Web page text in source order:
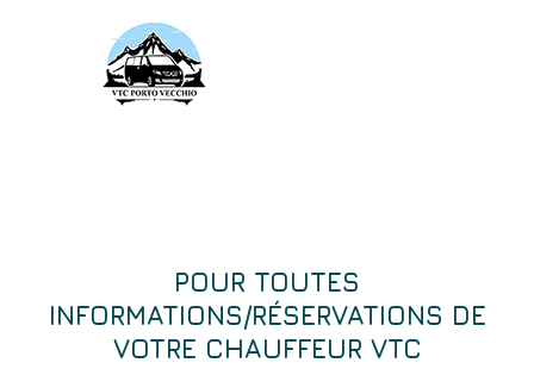
POUR TOUTES
INFORMATIONS/RÉSERVATIONS DE
VOTRE CHAUFFEUR VTC